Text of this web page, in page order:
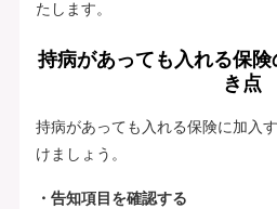
たします。
持病があっても入れる保
き点
持病があっても入れる保険に加入
けましょう。
・告知項目を確認する